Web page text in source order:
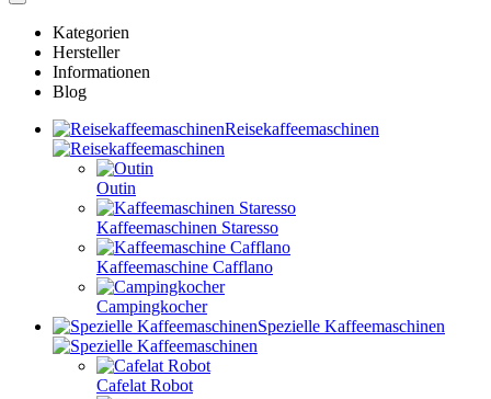
Kategorien
Hersteller
Informationen
Blog
Reisekaffeemaschinen
Outin
Kaffeemaschinen Staresso
Kaffeemaschine Cafflano
Campingkocher
Spezielle Kaffeemaschinen
Cafelat Robot